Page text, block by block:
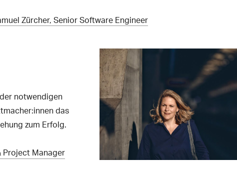
Zürcher, Senior Software Engineer
notwendigen
das
zum Erfolg.
Project Manager